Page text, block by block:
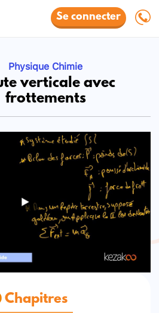
Se connecter
Physique Chimie
verticale avec
frottements
Chapitres